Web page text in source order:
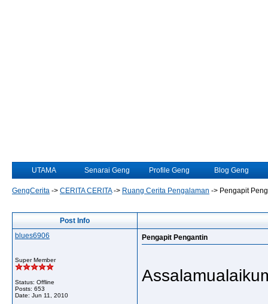
UTAMA Senarai Geng Profile Geng Blog Geng
GengCerita -> CERITA CERITA-> Ruang Cerita Pengalaman -> Pengapit
Post Info
blues6906
Super Member
Status: Offline
Posts: 653
Date: Jun 11, 2010
Pengapit Pengantin